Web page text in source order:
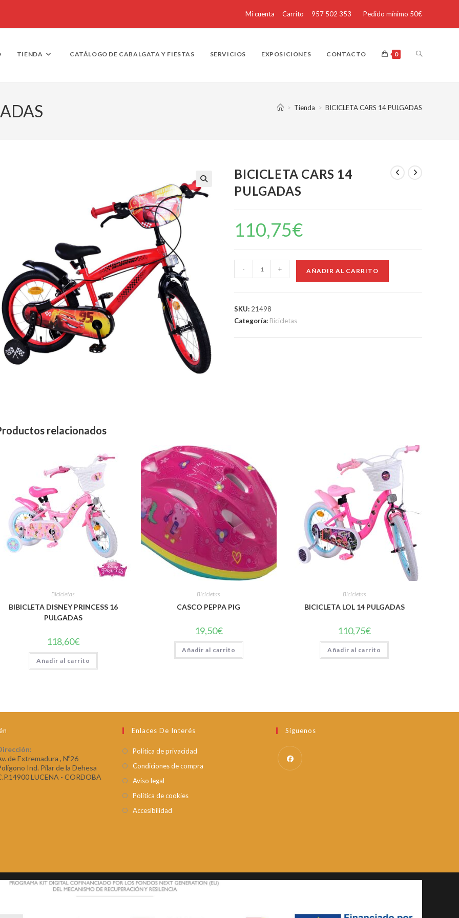
Mi cuenta Carrito 957 502 353 Pedido mínimo 50€
TIENDA CATÁLOGO DE CABALGATA Y FIESTAS SERVICIOS EXPOSICIONES CONTACTO 0
> Tienda > BICICLETA CARS 14 PULGADAS
BICICLETA CARS 14
PULGADAS
110,75€
- + AÑADIR AL CARRITO
SKU: 21498
Categoría: Bicicletas
relacionados
Bicicletas
BIBICLETA DISNEY PRINCESS 16
PULGADAS
118,60€
Añadir al carrito
Bicicletas
CASCO PEPPA PIG
19,50€
Añadir al carrito
Bicicletas
BICICLETA LOL 14 PULGADAS
110,75€
Añadir al carrito
de Extremadura , Nº26
Ind. Pilar de la Dehesa
LUCENA - CORDOBA
Enlaces De Interés
Política de privacidad
Condiciones de compra
Aviso legal
Política de cookies
Accesibilidad
Síguenos